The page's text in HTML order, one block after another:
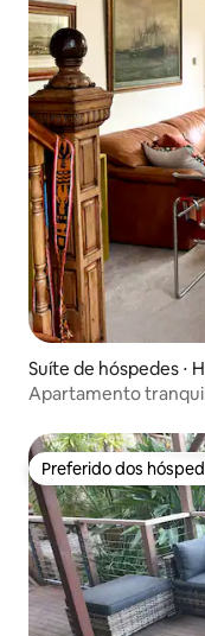
Suíte de hóspedes ⋅
Apartamento
Preferido dos
Preferido dos